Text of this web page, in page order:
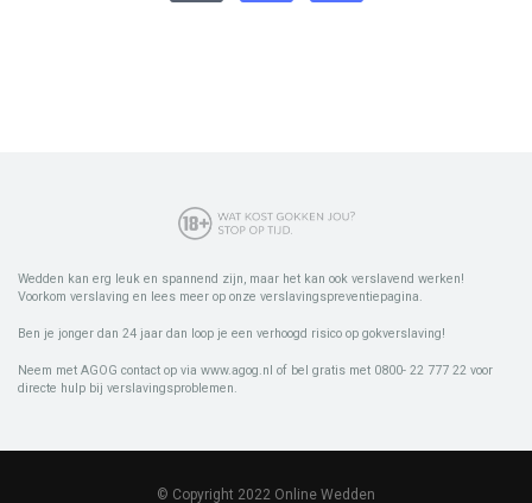
Wedden kan erg leuk en spannend zijn, maar het kan ook verslavend werken!
Voorkom verslaving en lees meer op onze verslavingspreventiepagina.
Ben je jonger dan 24 jaar dan loop je een verhoogd risico op gokverslaving!
Neem met AGOG contact op via www.agog.nl of bel gratis met 0800- 22 777 22 voor
directe hulp bij verslavingsproblemen.
© Copyright 2022 Online Wedden